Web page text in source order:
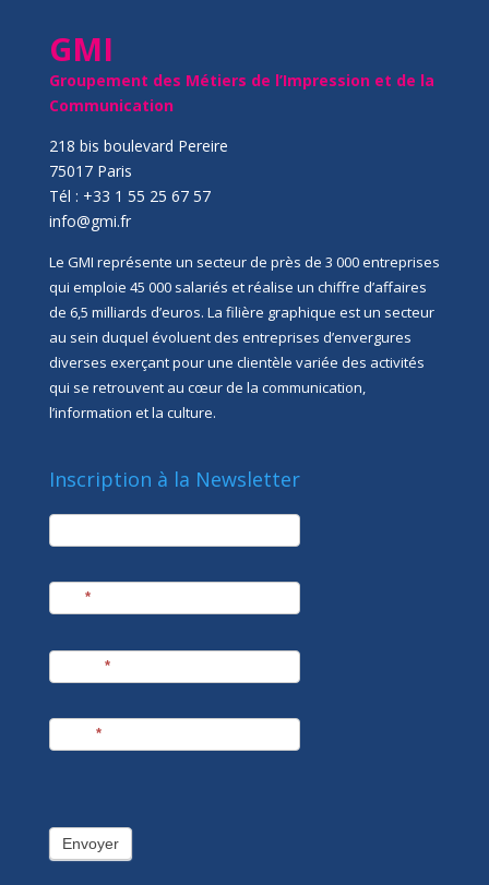
GMI
Groupement des Métiers de l’Impression et de la
Communication
218 bis boulevard Pereire
75017 Paris
Tél : +33 1 55 25 67 57
info@gmi.fr
Le GMI représente un secteur de près de 3 000 entreprises
qui emploie 45 000 salariés et réalise un chiffre d’affaires
de 6,5 milliards d’euros. La filière graphique est un secteur
au sein duquel évoluent des entreprises d’envergures
diverses exerçant pour une clientèle variée des activités
qui se retrouvent au cœur de la communication,
l’information et la culture.
Inscription à la Newsletter
newsletter
*
*
*
Envoyer